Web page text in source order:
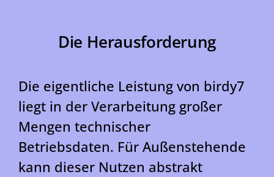
Die Herausforderung
Die eigentliche Leistung von birdy7
liegt in der Verarbeitung großer
Mengen technischer
Betriebsdaten. Für Außenstehende
kann dieser Nutzen abstrakt